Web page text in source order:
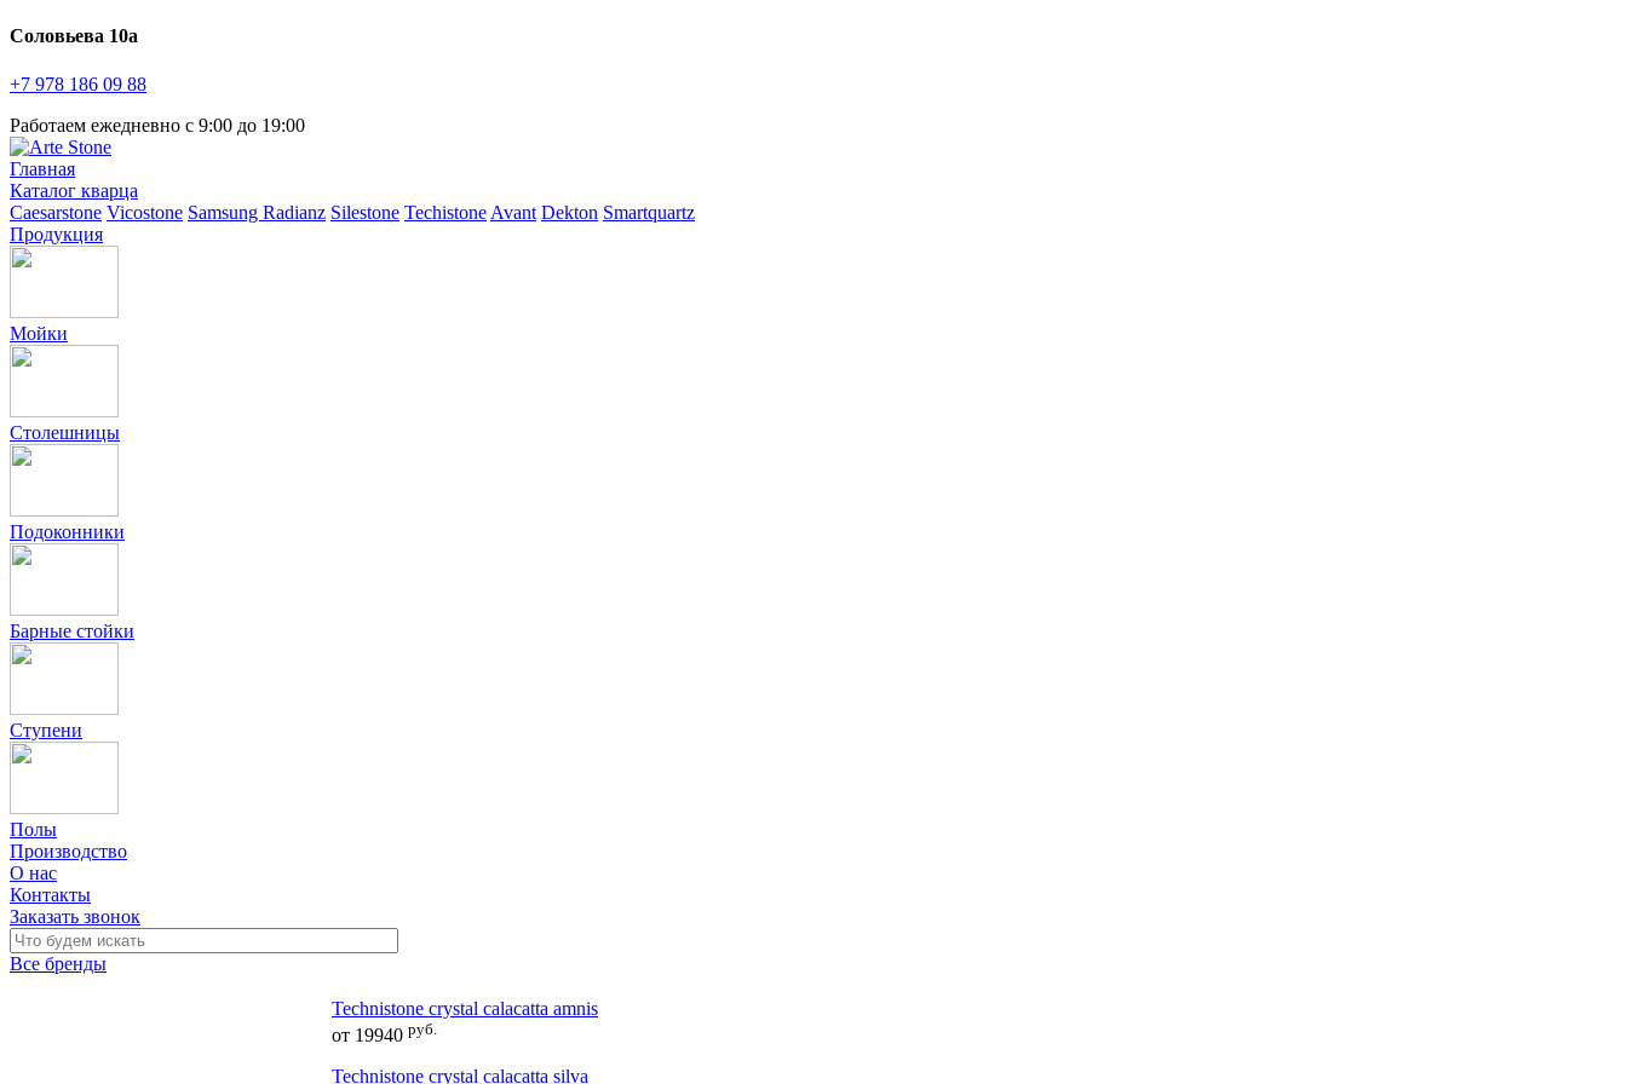
Соловьева 10а
+7 978 186 09 88
Работаем ежедневно с 9:00 до 19:00
Главная
Каталог кварца
Caesarstone Vicostone Samsung Radianz Silestone Techistone Avant Dekton Smartquartz
Продукция
Мойки
Столешницы
Подоконники
Барные стойки
Ступени
Полы
Производство
О нас
Контакты
Заказать звонок
Все бренды
Technistone crystal calacatta amnis
от 19940 руб.
Technistone crystal calacatta silva